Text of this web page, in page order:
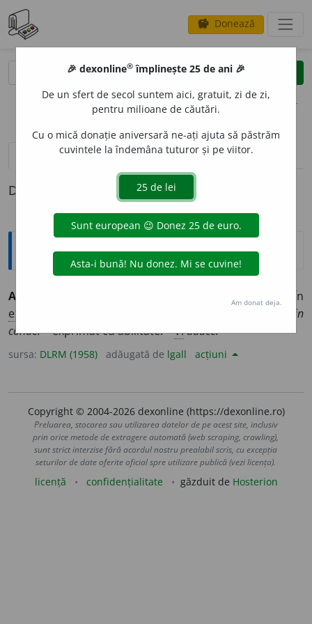
savings Donează
clear
opțiuni
definiții (1) pronunțievolume_up (50)
Definiția cu ID-ul 523168:
Explicative DEX
AD
(În
expr.
Adus din
condei= exprimat cu abilitate. –V.aduce.
sursa: DLRM (1958) adăugată de lgall acțiuni
Copyright © 2004-2026 dexonline (https://dexonline.ro)
Preluarea, stocarea sau utilizarea datelor de pe acest site, inclusiv
prin orice metode de extragere automată (web scraping, crawling),
sunt strict interzise fără acordul nostru prealabil scris, cu excepția
seturilor de date oferite oficial spre utilizare publică (vezi licența).
licență confidențialitate găzduit de Hosterion
🎉 dexonline® împlinește 25 de ani 🎉
De un sfert de secol suntem aici, gratuit, zi de zi,
pentru milioane de căutări.
Cu o mică donație aniversară ne-ați ajuta să păstrăm
cuvintele la îndemâna tuturor și pe viitor.
Am donat deja.